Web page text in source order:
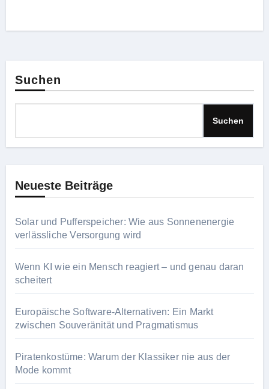
Suchen
Suchen
Neueste Beiträge
Solar und Pufferspeicher: Wie aus Sonnenenergie
verlässliche Versorgung wird
Wenn KI wie ein Mensch reagiert – und genau daran
scheitert
Europäische Software-Alternativen: Ein Markt
zwischen Souveränität und Pragmatismus
Piratenkostüme: Warum der Klassiker nie aus der
Mode kommt